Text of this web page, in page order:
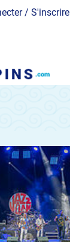
/ S'inscrire